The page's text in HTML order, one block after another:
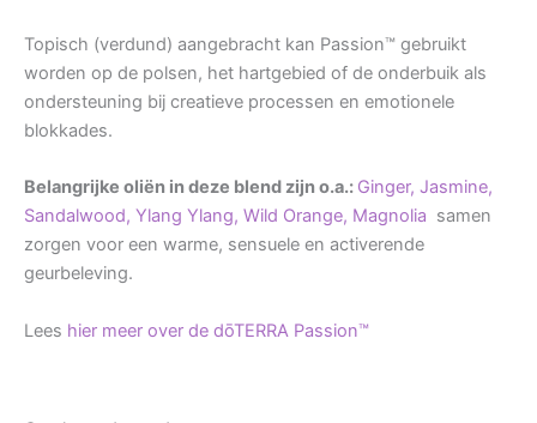
Topisch (verdund) aangebracht kan Passion™ gebruikt
worden op de polsen, het hartgebied of de onderbuik als
ondersteuning bij creatieve processen en emotionele
blokkades.
Belangrijke oliën in deze blend zijn o.a.: Ginger, Jasmine,
Sandalwood, Ylang Ylang, Wild Orange, Magnolia samen
zorgen voor een warme, sensuele en activerende
geurbeleving.
Lees hier meer over de dōTERRA Passion™